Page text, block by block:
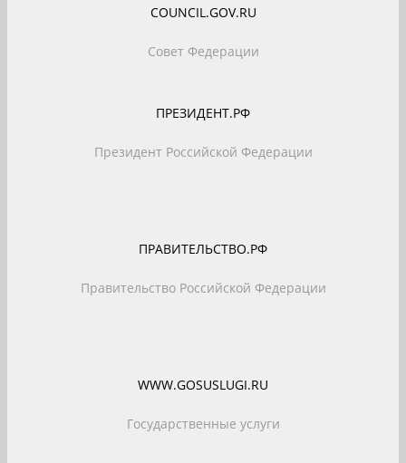
COUNCIL.GOV.RU
Совет Федерации
ПРЕЗИДЕНТ.РФ
Президент Российской Федерации
ПРАВИТЕЛЬСТВО.РФ
Правительство Российской Федерации
WWW.GOSUSLUGI.RU
Государственные услуги